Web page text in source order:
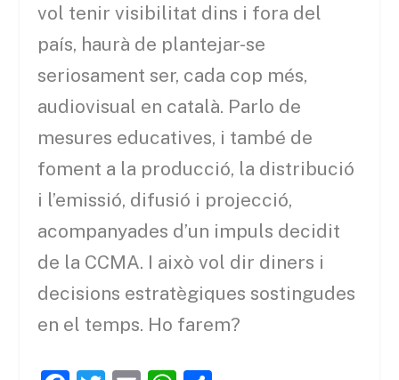
vol tenir visibilitat dins i fora del
país, haurà de plantejar-se
seriosament ser, cada cop més,
audiovisual en català. Parlo de
mesures educatives, i també de
foment a la producció, la distribució
i l’emissió, difusió i projecció,
acompanyades d’un impuls decidit
de la CCMA. I això vol dir diners i
decisions estratègiques sostingudes
en el temps. Ho farem?